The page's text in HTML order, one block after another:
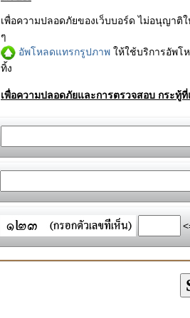
เพื่อความปลอดภัยของเว็บบอร์ด ไม่อนุญาติ
ๆ
อัพโหลดแทรกรูปภาพ ให้ใช้บริการอัพโ
ทิ้ง
เพื่อความปลอดภัยและการตรวจสอบ กระทู้